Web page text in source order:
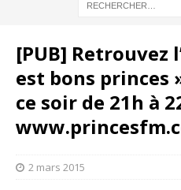
[PUB] Retrouvez
est bons princes
ce soir de 21h à
2 mars 2015